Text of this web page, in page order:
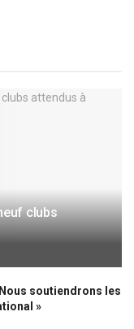
clubs
soutiendrons les
»